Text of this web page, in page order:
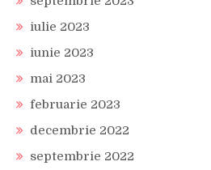
iulie 2023
iunie 2023
mai 2023
februarie 2023
decembrie 2022
septembrie 2022